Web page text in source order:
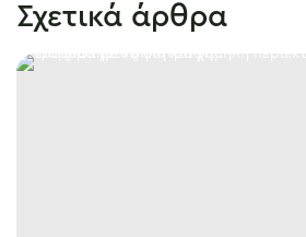
Σχετικά άρθρα